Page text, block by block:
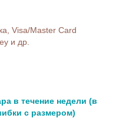
Visa/Master Card
и др.
в течение недели (в
с размером)